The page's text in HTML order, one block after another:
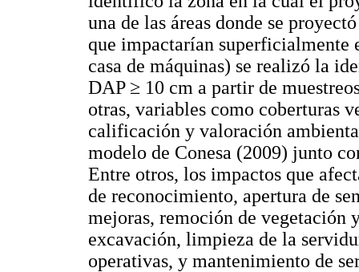
una de las áreas donde se
que impactarían superficialmente
casa de máquinas) se realizó la
DAP ≥ 10 cm a partir de
otras, variables como coberturas
calificación y valoración
modelo de Conesa (2009) junto
Entre otros, los impactos que
de reconocimiento, apertura de
mejoras, remoción de vegetación
excavación, limpieza de la
operativas, y mantenimiento de